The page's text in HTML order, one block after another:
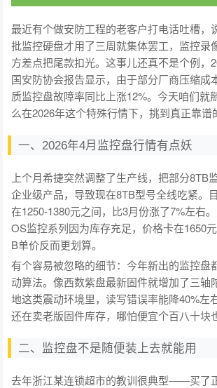
最近有个做安防工程的老客户打电话吐槽，
批监控硬盘才用了三周就集体罢工，监控录
方差点把尾款扣光。这事儿还真不是个例，
国安防协会报告显示，由于部分厂商压缩成
质监控盘故障率同比上涨12%。今天咱们就
么在2026年这个特殊行情下，挑到真正靠谱
一、2026年4月监控盘行情有点妖
上个月希捷突然调整了生产线，把部分8TB
企业级产品，导致现在8TB型号全线吃紧。
在1250-1380元之间，比3月份涨了7%左右
OS监控系列因为库存充足，价格卡在1650
B单价反而更划算。
有个容易被忽略的细节：今年新出的监控盘
动算法。像西数紫盘最新固件就增加了三轴
地这类震动环境里，读写错误率能降40%左
还在卖老版固件库存，哪怕便宜个百八十块
二、监控盘不是随便装上去就能用
去年浙江某连锁超市的教训很典型——买了